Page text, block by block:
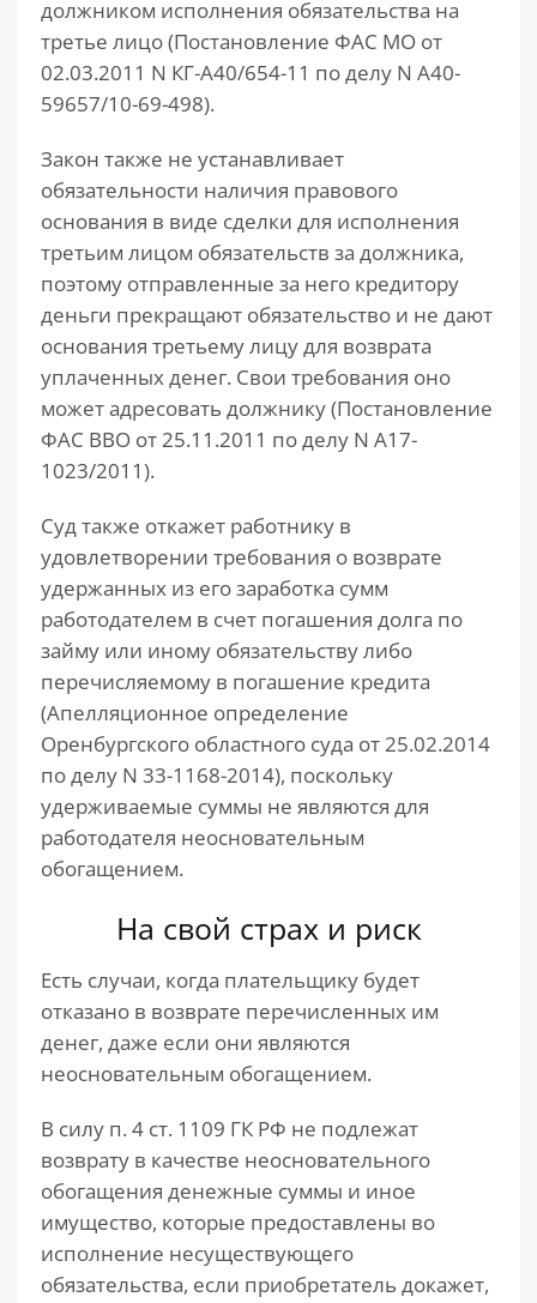
должником исполнения обязательства на
третье лицо (Постановление ФАС МО от
02.03.2011 N КГ-А40/654-11 по делу N А40-
59657/10-69-498).
Закон также не устанавливает
обязательности наличия правового
основания в виде сделки для исполнения
третьим лицом обязательств за должника,
поэтому отправленные за него кредитору
деньги прекращают обязательство и не дают
основания третьему лицу для возврата
уплаченных денег. Свои требования оно
может адресовать должнику (Постановление
ФАС ВВО от 25.11.2011 по делу N А17-
1023/2011).
Суд также откажет работнику в
удовлетворении требования о возврате
удержанных из его заработка сумм
работодателем в счет погашения долга по
займу или иному обязательству либо
перечисляемому в погашение кредита
(Апелляционное определение
Оренбургского областного суда от 25.02.2014
по делу N 33-1168-2014), поскольку
удерживаемые суммы не являются для
работодателя неосновательным
обогащением.
На свой страх и риск
Есть случаи, когда плательщику будет
отказано в возврате перечисленных им
денег, даже если они являются
неосновательным обогащением.
В силу п. 4 ст. 1109 ГК РФ не подлежат
возврату в качестве неосновательного
обогащения денежные суммы и иное
имущество, которые предоставлены во
исполнение несуществующего
обязательства, если приобретатель докажет,